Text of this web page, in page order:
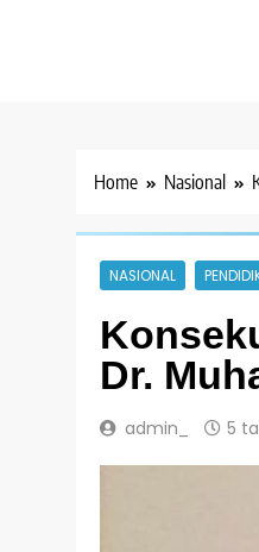
Home Nasional
NASIONAL
Dr.
admin_ 5